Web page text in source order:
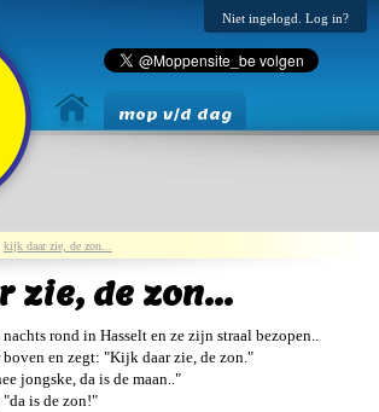
Niet ingelogd. Log in?
mop v/d dag
kijk daar zie, de zon...
zie, de zon...
rond in Hasselt en ze zijn straal bezopen..
en zegt: "Kijk daar zie, de zon."
jongske, da is de maan.."
"da is de zon!"